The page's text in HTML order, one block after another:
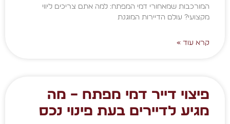
המורכבות שמאחורי דמי המפתח: למה אתם צריכים ליווי
מקצועי? עולם הדיירות המוגנת
קרא עוד »
פיצוי דייר דמי מפתח – מה
מגיע לדיירים בעת פינוי נכס